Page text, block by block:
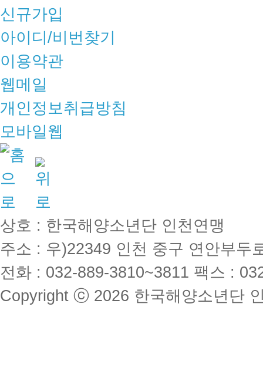
신규가입
아이디/비번찾기
이용약관
웹메일
개인정보취급방침
모바일웹
상호 : 한국해양소년단 인천연맹
주소 : 우)22349 인천 중구 연안부두
전화 : 032-889-3810~3811 팩스 :
Copyright ⓒ 2026 한국해양소년단